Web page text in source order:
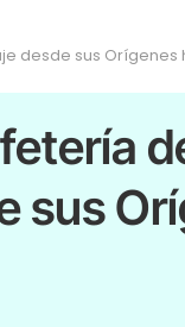
desde sus
sus